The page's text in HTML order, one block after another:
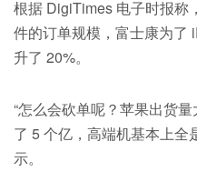
根据 DigiTimes 电子时报称
件的订单规模，富士康为了
升了 20%。
“怎么会砍单呢？苹果出货
了 5 个亿，高端机基本上全
示。